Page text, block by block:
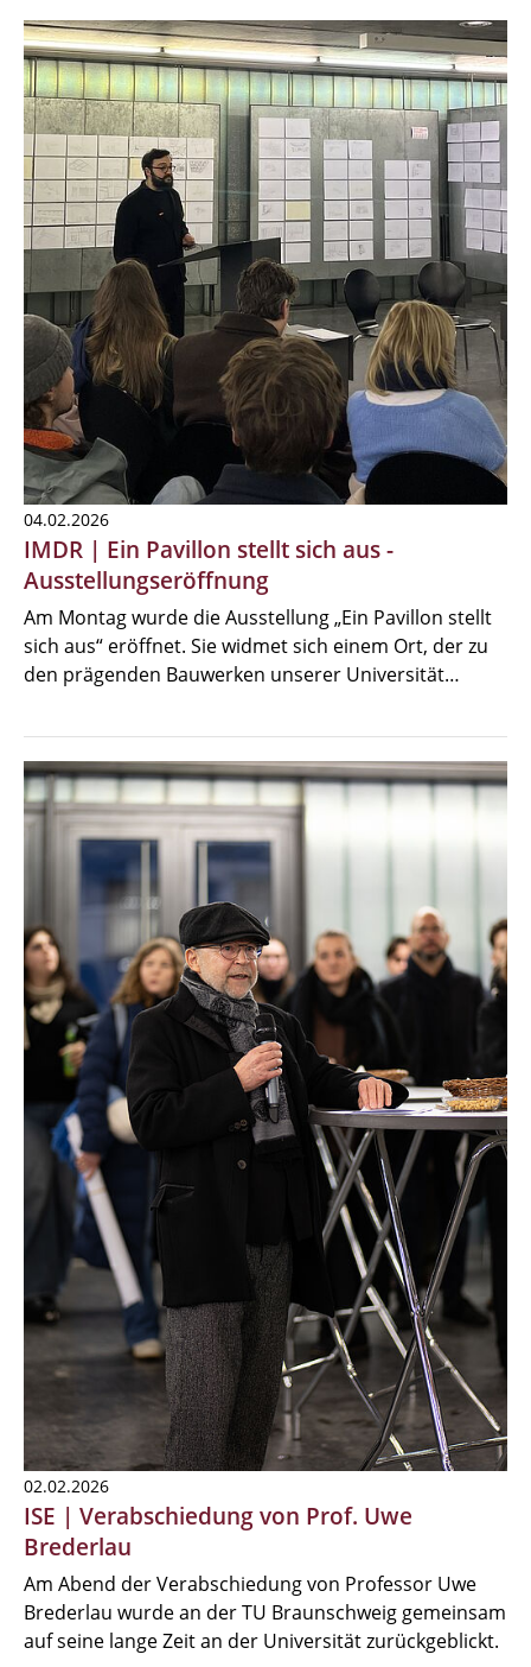
04.02.2026
IMDR | Ein Pavillon stellt sich aus -
Ausstellungseröffnung
Am Montag wurde die Ausstellung „Ein Pavillon stellt
sich aus“ eröffnet. Sie widmet sich einem Ort, der zu
den prägenden Bauwerken unserer Universität…
02.02.2026
ISE | Verabschiedung von Prof. Uwe
Brederlau
Am Abend der Verabschiedung von Professor Uwe
Brederlau wurde an der TU Braunschweig gemeinsam
auf seine lange Zeit an der Universität zurückgeblickt.